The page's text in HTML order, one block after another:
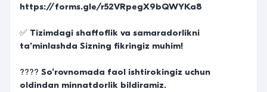
https://forms.gle/r52VRpegX9bQWYKa8
✅ Tizimdagi shaffoflik va samaradorlikni
ta’minlashda Sizning fikringiz muhim!
???? So‘rovnomada faol ishtirokingiz uchun
oldindan minnatdorlik bildiramiz.